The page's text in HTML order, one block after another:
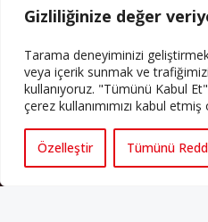
Gizliliğinize değer
Tarama deneyiminizi
veya içerik sunmak ve
kullanıyoruz. "Tümünü Kabul
çerez kullanımımızı kabul
Özelleştir Tümünü
HAKKIMIZDA
Avrupa’ya işçi göçü yarım asrı
bulundukları ülkelerde kalıcı hâle
“aidiyet”, “İslam” ve “Avrupa”
sorgulanmasına neden oldu.
cemaatin oluşması, hem yerleşik
de Müslümanlar için yeni sorulara